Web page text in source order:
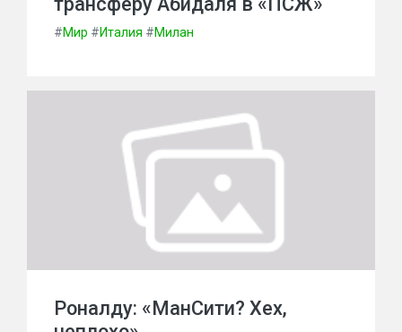
#Мир #Италия #Милан
Роналду: «МанСити? Хех,